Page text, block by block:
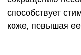
способствует
коже, повышая ее